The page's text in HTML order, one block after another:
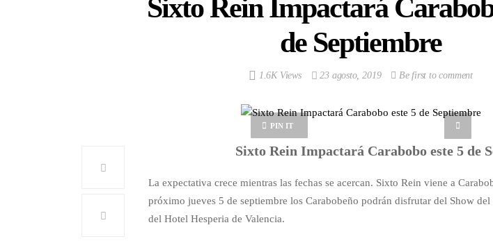
Sixto Rein Impactará
de Septiembre
1.6K Views 23 agosto, 2019 Be first to comment
PIN IT
Sixto Rein Impactará Carabobo este 5 de
La expectativa crece mientras las fechas se acercan. Sixto Rein viene a
próximo jueves 5 de septiembre los Carabobeño podrán disfrutar del Show
del Hotel Hesperia de Valencia.